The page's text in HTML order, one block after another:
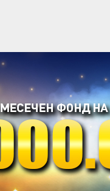
Youtube
Услови за користење
задржани.